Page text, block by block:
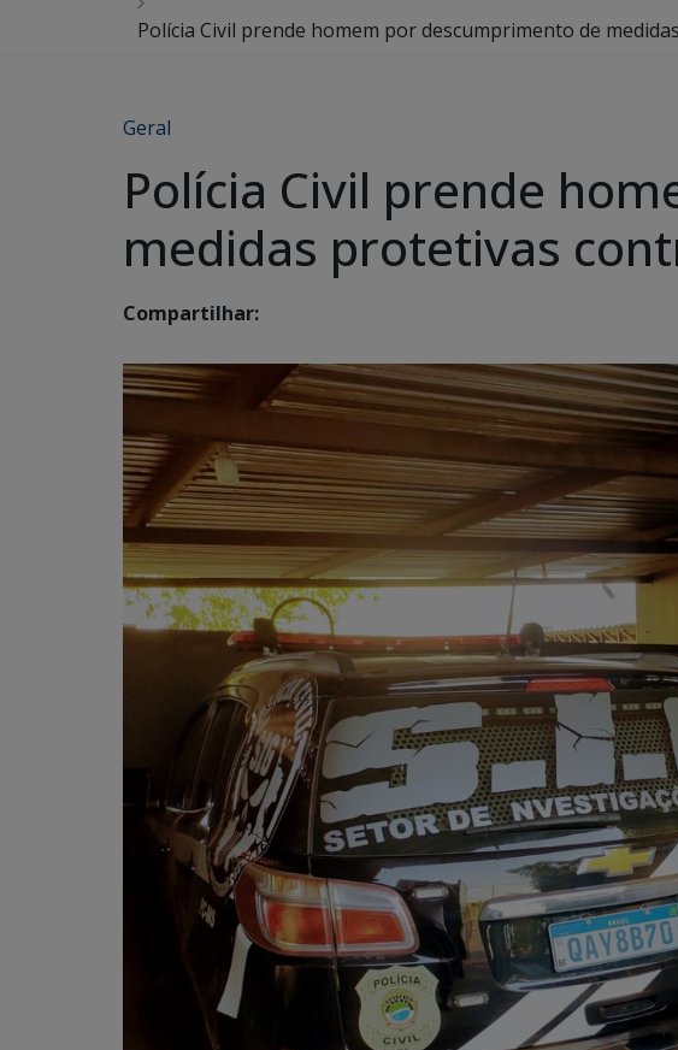
Polícia Civil prende homem por descumprimento de
Geral
Polícia Civil prende
medidas protetivas
Compartilhar: